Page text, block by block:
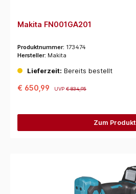
Makita FN001GA201
Produktnummer: 173474
Hersteller: Makita
Lieferzeit: Bereits bestellt
€ 650,99 UVP€ 834,95
Zum Produkt